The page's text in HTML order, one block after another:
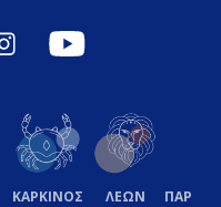
ΚΑΡΚΙΝΟΣ ΛΕΩΝ